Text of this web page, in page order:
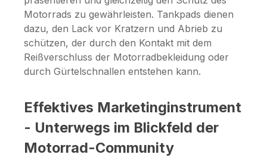
Motorrads zu gewährleisten. Tankpads dienen
dazu, den Lack vor Kratzern und Abrieb zu
schützen, der durch den Kontakt mit dem
Reißverschluss der Motorradbekleidung oder
durch Gürtelschnallen entstehen kann.
Effektives Marketinginstrument
- Unterwegs im Blickfeld der
Motorrad-Community